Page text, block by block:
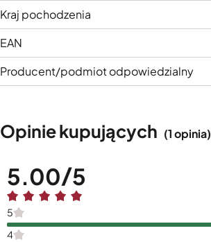
Kraj pochodzenia
EAN
Producent/podmiot odpowiedzialny
Opinie kupujących (1 opinia)
5.00
5
4